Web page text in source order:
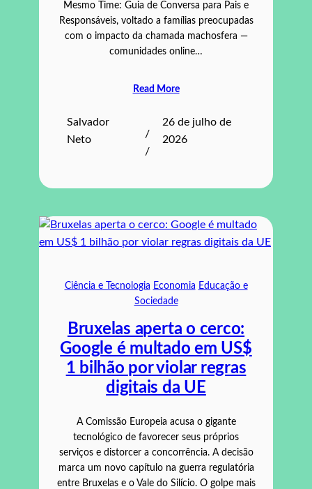
Mesmo Time: Guia de Conversa para Pais e
Responsáveis, voltado a famílias preocupadas
com o impacto da chamada machosfera —
comunidades online…
Read More
Salvador
Neto
/
/
26 de julho de
2026
Ciência e Tecnologia Economia Educação e
Sociedade
Bruxelas aperta o cerco:
Google é multado em US$
1 bilhão por violar regras
digitais da UE
A Comissão Europeia acusa o gigante
tecnológico de favorecer seus próprios
serviços e distorcer a concorrência. A decisão
marca um novo capítulo na guerra regulatória
entre Bruxelas e o Vale do Silício. O golpe mais